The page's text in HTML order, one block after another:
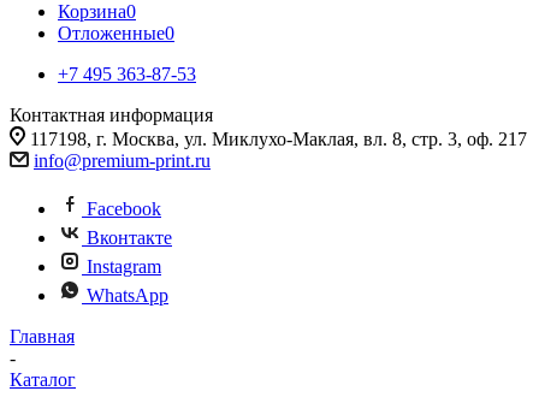
Корзина0
Отложенные0
+7 495 363-87-53
Контактная информация
117198, г. Москва, ул. Миклухо-Маклая, вл. 8, стр. 3, оф. 217
info@premium-print.ru
Facebook
Вконтакте
Instagram
WhatsApp
Главная
-
Каталог